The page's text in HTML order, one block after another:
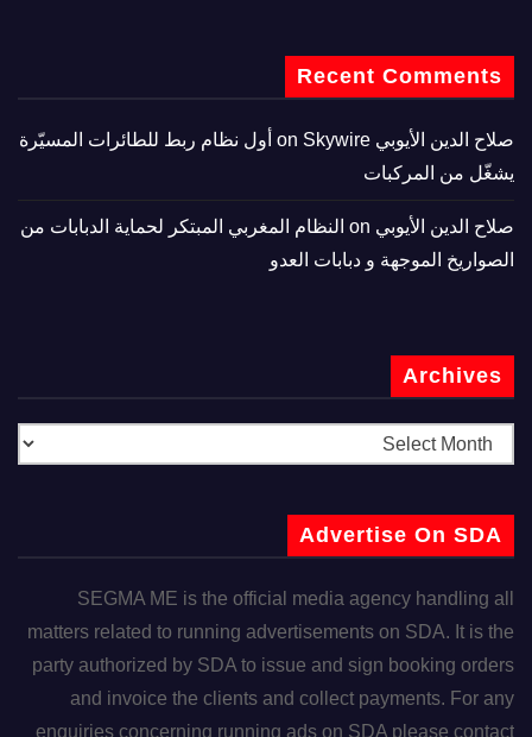
Recent Comments
صلاح الدين الأيوبي
Skywire أول نظام ربط للطائرات المسيّرة
يشغّل من المركبات
صلاح الدين الأيوبي
النظام المغربي المبتكر لحماية الدبابات من
الصواريخ الموجهة و دبابات العدو
Archives
Advertise On SDA
SEGMA ME is the official media agency handling all
matters related to running advertisements on SDA. It is the
party authorized by SDA to issue and sign booking orders
and invoice the clients and collect payments. For any
enquiries concerning running ads on SDA please contact